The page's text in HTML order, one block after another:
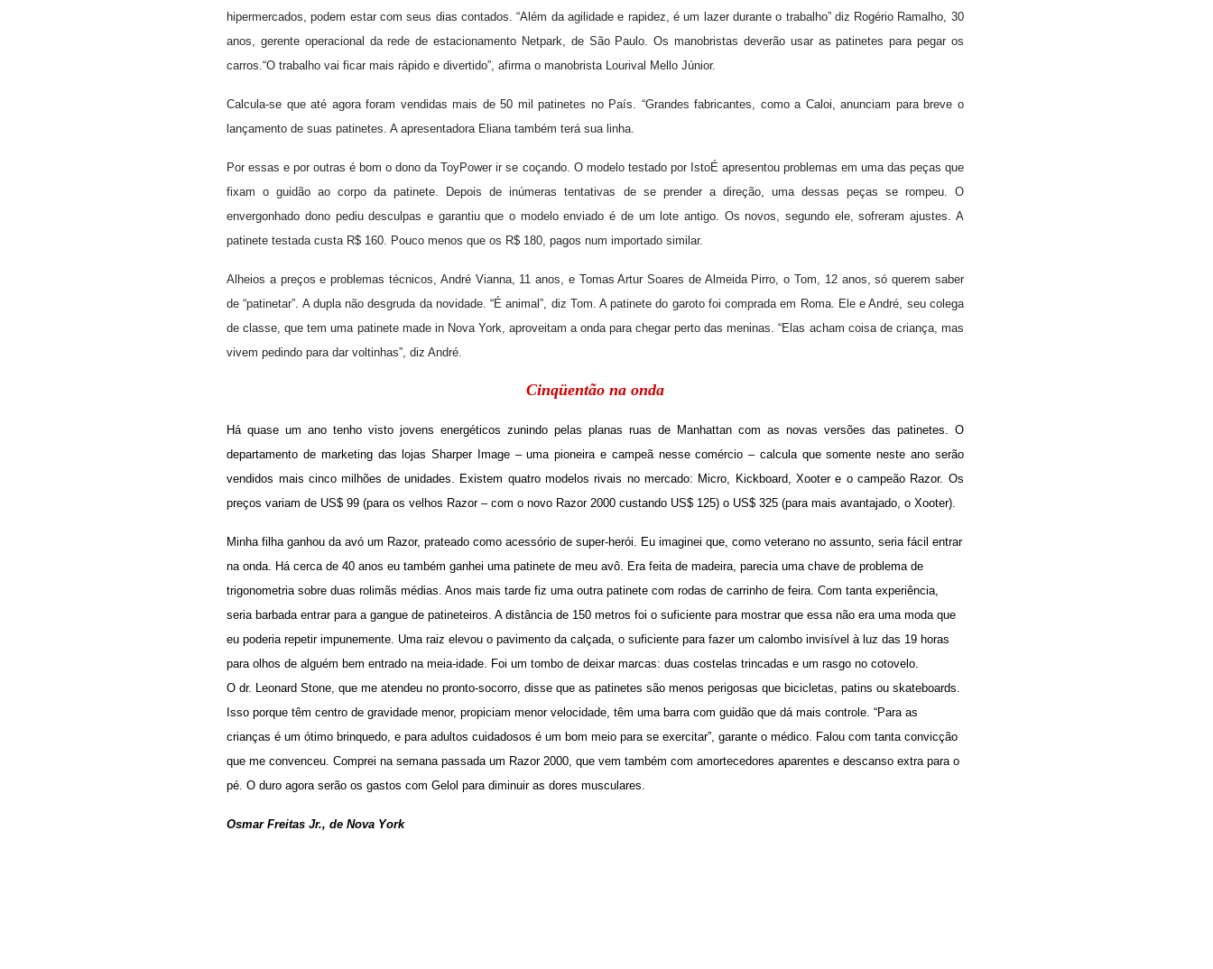
hipermercados, podem estar com seus dias contados. “Além da agilidade e rapidez, é um lazer durante o trabalho” diz Rogério Ramalho, 30
anos, gerente operacional da rede de estacionamento Netpark, de São Paulo. Os manobristas deverão usar as patinetes para pegar os
carros.“O trabalho vai ficar mais rápido e divertido”, afirma o manobrista Lourival Mello Júnior.
Calcula-se que até agora foram vendidas mais de 50 mil patinetes no País. “Grandes fabricantes, como a Caloi, anunciam para breve o
lançamento de suas patinetes. A apresentadora Eliana também terá sua linha.
Por essas e por outras é bom o dono da ToyPower ir se coçando. O modelo testado por IstoÉ apresentou problemas em uma das peças que
fixam o guidão ao corpo da patinete. Depois de inúmeras tentativas de se prender a direção, uma dessas peças se rompeu. O
envergonhado dono pediu desculpas e garantiu que o modelo enviado é de um lote antigo. Os novos, segundo ele, sofreram ajustes. A
patinete testada custa R$ 160. Pouco menos que os R$ 180, pagos num importado similar.
Alheios a preços e problemas técnicos, André Vianna, 11 anos, e Tomas Artur Soares de Almeida Pirro, o Tom, 12 anos, só querem saber
de “patinetar”. A dupla não desgruda da novidade. “É animal”, diz Tom. A patinete do garoto foi comprada em Roma. Ele e André, seu colega
de classe, que tem uma patinete made in Nova York, aproveitam a onda para chegar perto das meninas. “Elas acham coisa de criança, mas
vivem pedindo para dar voltinhas”, diz André.
Cinqüentão na onda
Há quase um ano tenho visto jovens energéticos zunindo pelas planas ruas de Manhattan com as novas versões das patinetes. O
departamento de marketing das lojas Sharper Image – uma pioneira e campeã nesse comércio – calcula que somente neste ano serão
vendidos mais cinco milhões de unidades. Existem quatro modelos rivais no mercado: Micro, Kickboard, Xooter e o campeão Razor. Os
preços variam de US$ 99 (para os velhos Razor – com o novo Razor 2000 custando US$ 125) o US$ 325 (para mais avantajado, o Xooter).
Minha filha ganhou da avó um Razor, prateado como acessório de super-herói. Eu imaginei que, como veterano no assunto, seria fácil entrar
na onda. Há cerca de 40 anos eu também ganhei uma patinete de meu avô. Era feita de madeira, parecia uma chave de problema de
trigonometria sobre duas rolimãs médias. Anos mais tarde fiz uma outra patinete com rodas de carrinho de feira. Com tanta experiência,
seria barbada entrar para a gangue de patineteiros. A distância de 150 metros foi o suficiente para mostrar que essa não era uma moda que
eu poderia repetir impunemente. Uma raiz elevou o pavimento da calçada, o suficiente para fazer um calombo invisível à luz das 19 horas
para olhos de alguém bem entrado na meia-idade. Foi um tombo de deixar marcas: duas costelas trincadas e um rasgo no cotovelo.
O dr. Leonard Stone, que me atendeu no pronto-socorro, disse que as patinetes são menos perigosas que bicicletas, patins ou skateboards.
Isso porque têm centro de gravidade menor, propiciam menor velocidade, têm uma barra com guidão que dá mais controle. “Para as
crianças é um ótimo brinquedo, e para adultos cuidadosos é um bom meio para se exercitar”, garante o médico. Falou com tanta convicção
que me convenceu. Comprei na semana passada um Razor 2000, que vem também com amortecedores aparentes e descanso extra para o
pé. O duro agora serão os gastos com Gelol para diminuir as dores musculares.
Osmar Freitas Jr., de Nova York